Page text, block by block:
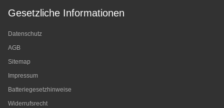
Gesetzliche Informationen
Datenschutz
AGB
Sitemap
Impressum
Batteriegesetzhinweise
Widerrufsrecht